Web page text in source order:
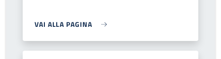
VAI ALLA PAGINA